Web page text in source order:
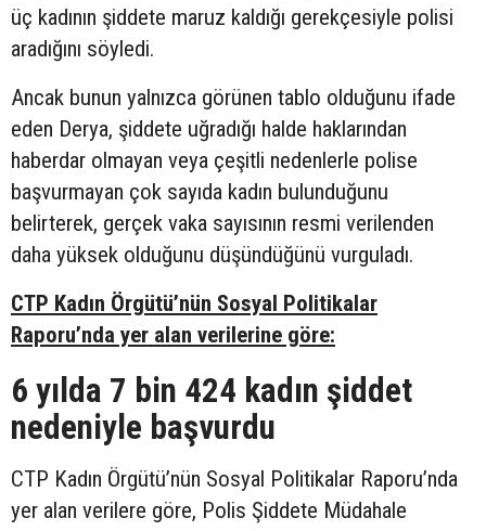
üç kadının şiddete maruz kaldığı gerekçesiyle polisi
aradığını söyledi.
Ancak bunun yalnızca görünen tablo olduğunu ifade
eden Derya, şiddete uğradığı halde haklarından
haberdar olmayan veya çeşitli nedenlerle polise
başvurmayan çok sayıda kadın bulunduğunu
belirterek, gerçek vaka sayısının resmi verilenden
daha yüksek olduğunu düşündüğünü vurguladı.
CTP Kadın Örgütü’nün Sosyal Politikalar
Raporu’nda yer alan verilerine göre:
6 yılda 7 bin 424 kadın şiddet
nedeniyle başvurdu
CTP Kadın Örgütü’nün Sosyal Politikalar Raporu’nda
yer alan verilere göre, Polis Şiddete Müdahale